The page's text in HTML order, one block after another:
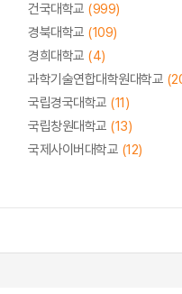
건국대학교 (999)
경북대학교 (109)
경희대학교 (4)
과학기술연합대학원대학교
국립경국대학교 (11)
국립창원대학교 (13)
국제사이버대학교 (12)